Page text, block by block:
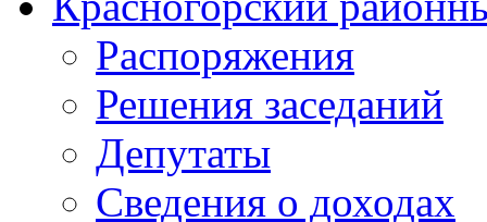
Распоряжения
Решения заседаний
Депутаты
Сведения о доходах